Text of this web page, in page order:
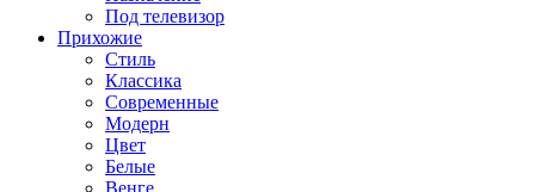
Под телевизор
Прихожие
Стиль
Классика
Современные
Модерн
Цвет
Белые
Венге